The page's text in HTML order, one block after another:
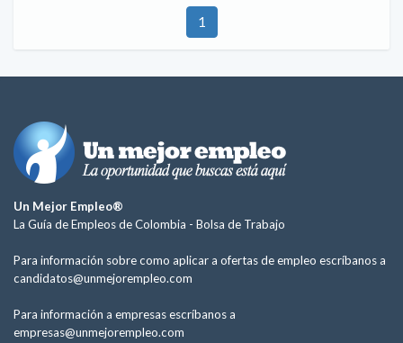
1
Un Mejor Empleo®
La Guía de Empleos de Colombia - Bolsa de Trabajo
Para información sobre como aplicar a ofertas de empleo escríbanos a
candidatos@unmejorempleo.com
Para información a empresas escríbanos a
empresas@unmejorempleo.com